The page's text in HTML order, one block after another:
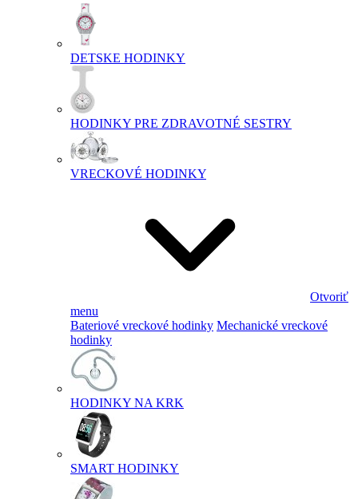
DETSKE HODINKY
HODINKY PRE ZDRAVOTNÉ SESTRY
VRECKOVÉ HODINKY
Otvoriť
menu
Bateriové vreckové hodinky Mechanické vreckové
hodinky
HODINKY NA KRK
SMART HODINKY